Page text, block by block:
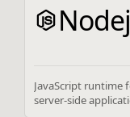
JavaScript runtime
server-side